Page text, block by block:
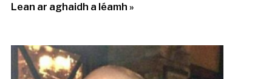
Lean ar aghaidh a léamh »